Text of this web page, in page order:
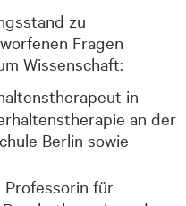
zu
Fragen
Wissenschaft:
in
an der
Berlin sowie
Professorin für